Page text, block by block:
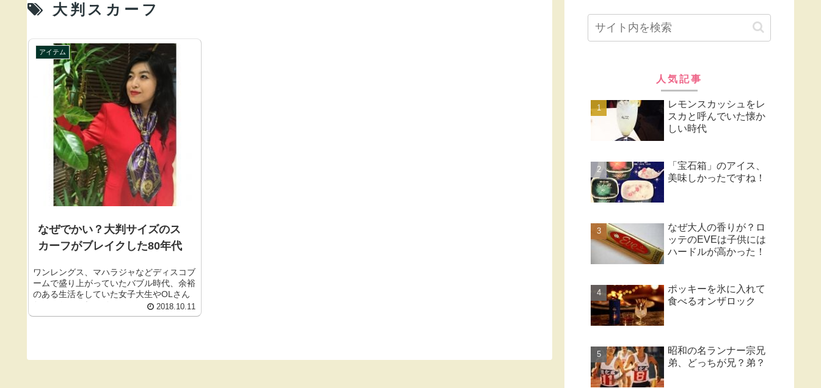
大判スカーフ
アイテム
なぜでかい？大判サイズのス
カーフがブレイクした80年代
ワンレングス、マハラジャなどディスコブ
ームで盛り上がっていたバブル時代、余裕
のある生活をしていた女子大生やOLさん
たちのおしゃれアイテムのひ... 2018.10.11
人気記事
レモンスカッシュをレ
スカと呼んでいた懐か
しい時代
「宝石箱」のアイス、
美味しかったですね！
なぜ大人の香りが？ロ
ッテのEVEは子供には
ハードルが高かった！
ポッキーを氷に入れて
食べるオンザロック
昭和の名ランナー宗兄
弟、どっちが兄？弟？